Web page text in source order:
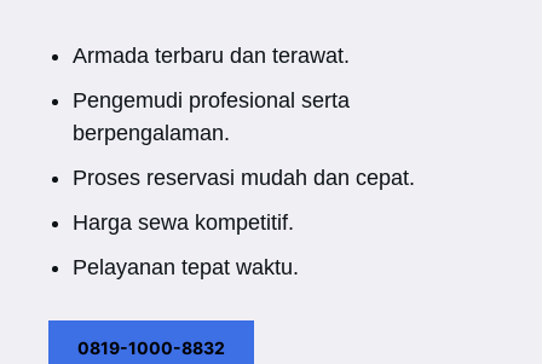
Armada terbaru dan terawat.
Pengemudi profesional serta
berpengalaman.
Proses reservasi mudah dan cepat.
Harga sewa kompetitif.
Pelayanan tepat waktu.
0819-1000-8832